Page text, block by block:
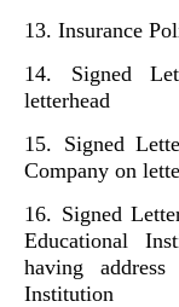
13. Insurance
14. Signed
letterhead
15. Signed
Company on
16. Signed
Educational
having
Institution